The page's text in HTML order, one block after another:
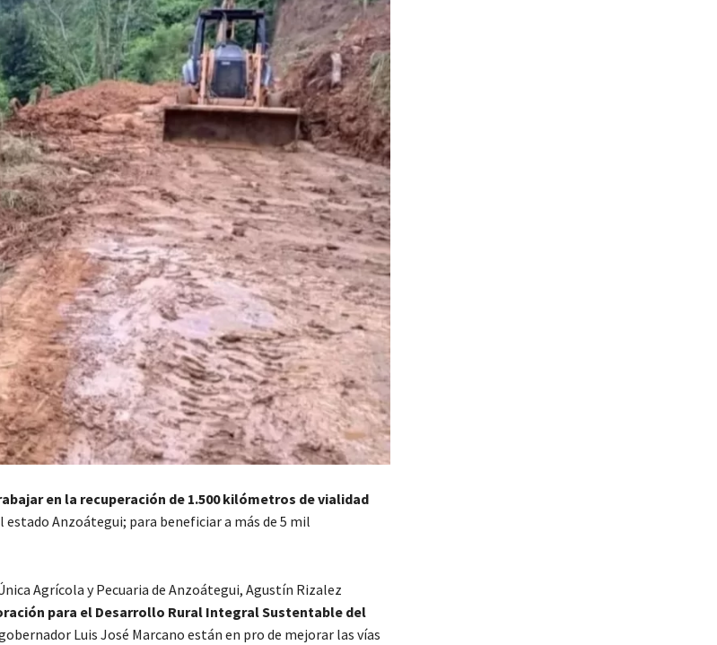
en la recuperación de 1.500 kilómetros de vialidad
Anzoátegui; para beneficiar a más de 5 mil
Agrícola y Pecuaria de Anzoátegui, Agustín Rizalez
para el Desarrollo Rural Integral Sustentable del
Luis José Marcano están en pro de mejorar las vías